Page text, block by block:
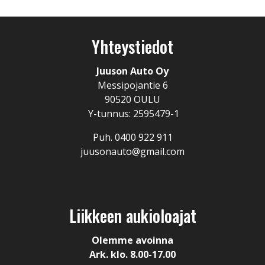
Yhteystiedot
Juuson Auto Oy
Messipojantie 6
90520 OULU
Y-tunnus: 2595479-1
Puh. 0400 922 911
juusonauto@gmail.com
Liikkeen aukioloajat
Olemme avoinna
Ark. klo. 8.00-17.00